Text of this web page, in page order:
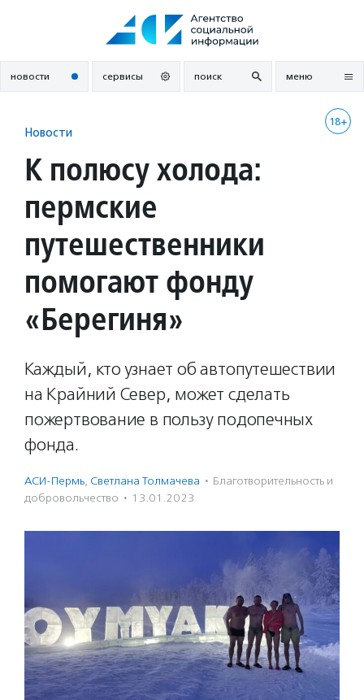
новости сервисы поиск меню
18+
Новости
К полюсу холода:
пермские
путешественники
помогают фонду
«Берегиня»
Каждый, кто узнает об автопутешествии
на Крайний Север, может сделать
пожертвование в пользу подопечных
фонда.
АСИ-Пермь, Светлана Толмачева · Благотвори­тель­ность и
доброволь­чест­во · 13.01.2023